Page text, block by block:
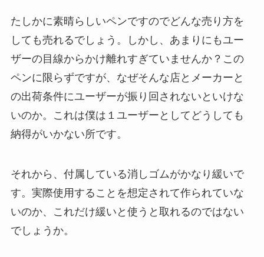
たしかに素晴らしいペンですのでどんな売り方を
しても売れるでしょう。しかし、あまりにもユー
ザーの目線からかけ離れすぎていませんか？この
ペンに限らずですが、 なぜそんな店とメーカー と
の出荷条件にユーザーが振り回されないといけな
いのか。これは僕は１ユーザーとしてどうしても
納得がいかない所です。
それから、付属している消しゴムがかなり緩いで
す。実際使用することを想定されて作られていな
いのか、これだけ緩いと使うと取れるのではない
でしょうか。